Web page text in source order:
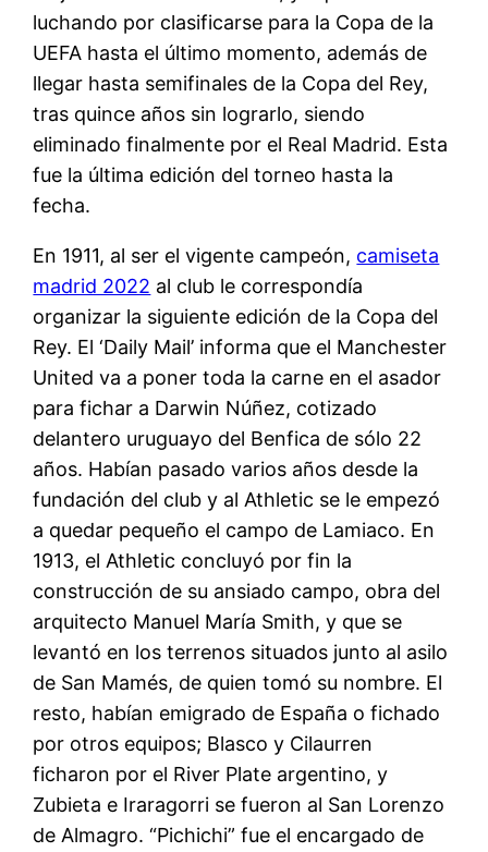
luchando por clasificarse para la Copa de la
UEFA hasta el último momento, además de
llegar hasta semifinales de la Copa del Rey,
tras quince años sin lograrlo, siendo
eliminado finalmente por el Real Madrid. Esta
fue la última edición del torneo hasta la
fecha.
En 1911, al ser el vigente campeón, camiseta
madrid 2022 al club le correspondía
organizar la siguiente edición de la Copa del
Rey. El ‘Daily Mail’ informa que el Manchester
United va a poner toda la carne en el asador
para fichar a Darwin Núñez, cotizado
delantero uruguayo del Benfica de sólo 22
años. Habían pasado varios años desde la
fundación del club y al Athletic se le empezó
a quedar pequeño el campo de Lamiaco. En
1913, el Athletic concluyó por fin la
construcción de su ansiado campo, obra del
arquitecto Manuel María Smith, y que se
levantó en los terrenos situados junto al asilo
de San Mamés, de quien tomó su nombre. El
resto, habían emigrado de España o fichado
por otros equipos; Blasco y Cilaurren
ficharon por el River Plate argentino, y
Zubieta e Iraragorri se fueron al San Lorenzo
de Almagro. “Pichichi” fue el encargado de